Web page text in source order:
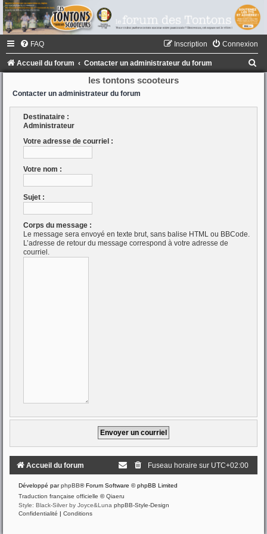
FAQ Connexion
Inscription
Accueil du forum Contacter un administrateur du forum
les tontons scooteurs
Contacter un administrateur du forum
Destinataire :
Administrateur
Votre adresse de courriel :
Votre nom :
Sujet :
Corps du message :
Le message sera envoyé en texte brut, sans balise HTML ou BBCode.
L’adresse de retour du message correspond à votre adresse de
courriel.
Accueil du forum Fuseau horaire sur UTC+02:00
Développé parphpBB® Forum Software © phpBB Limited
Traduction française officielle ©Qiaeru
Style: Black-Silver by Joyce&Luna phpBB-Style-Design
Confidentialité
Conditions